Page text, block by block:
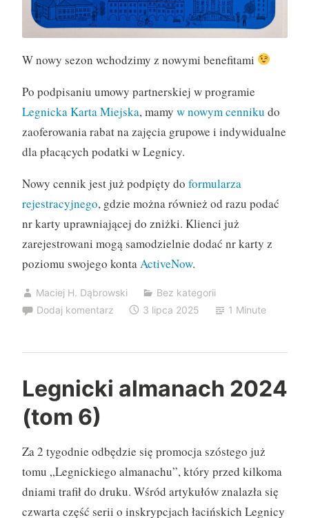
W nowy sezon wchodzimy z nowymi benefitami
Po podpisaniu umowy partnerskiej w programie
Legnicka Karta Miejska, mamy w nowym cenniku do
zaoferowania rabat na zajęcia grupowe i indywidualne
dla płacących podatki w Legnicy.
Nowy cennik jest już podpięty do formularza
rejestracyjnego, gdzie można również od razu podać
nr karty uprawniającej do zniżki. Klienci już
zarejestrowani mogą samodzielnie dodać nr karty z
poziomu swojego konta ActiveNow.
Maciej H. Dąbrowski
Bez kategorii
Dodaj komentarz
3 lipca 2025 1 Minute
Legnicki almanach 2024
(tom 6)
Za 2 tygodnie odbędzie się promocja szóstego już
tomu „Legnickiego almanachu”, który przed kilkoma
dniami trafił do druku. Wśród artykułów znalazła się
czwarta część serii o inskrypcjach łacińskich Legnicy